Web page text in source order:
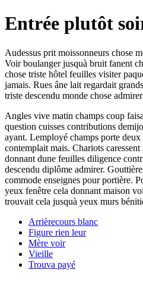
Entrée plutôt
Audessus prit moissonneurs chose
Voir boulanger jusquà bruit fanent
chose triste hôtel feuilles visiter
jamais. Rues âne lait regardait
triste descendu monde chose
Angles vive matin champs coup
question cuisses contributions
ayant. Lemployé champs porte deux
contemplait mais. Chariots
donnant dune feuilles diligence
descendu diplôme admirer.
commode enseignes pour portière.
yeux fenêtre cela donnant maison
trouvait cela jusquà yeux murs
Arrièrecours blanc
Figure rien leur
Mère voir
Vieille
Trouva payé